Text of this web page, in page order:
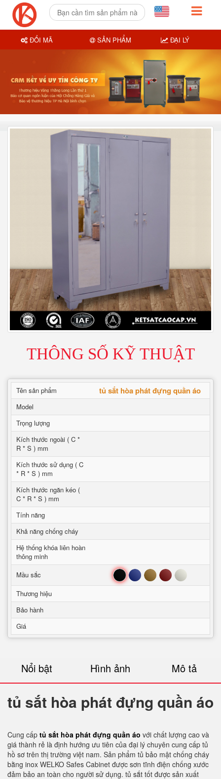
THÔNG SỐ KỸ THUẬT
Tên sản phẩm tủ sắt hòa phát đựng quần áo
Model
Trọng lượng
Kích thước ngoài ( C *
R * S ) mm
Kích thước sử dụng ( C
* R * S ) mm
Kích thước ngăn kéo (
C * R * S ) mm
Tính năng
Khả năng chống cháy
Hệ thống khóa liên hoàn
thông minh
Mầu sắc
Đen Xanh Nâu Đỏ Trắng
Thương hiệu
Bảo hành
Giá
Nổi bật Hình ảnh Mô tả
tủ sắt hòa phát đựng quần áo
Cung cấp tủ sắt hòa phát đựng quần áo với chất lượng cao và
giá thành rẻ là định hướng ưu tiên của đại lý chuyên cung cấp tủ
hồ sơ trên thị trường việt nam. Sản phẩm tủ bảo mật chống cháy
bằng inox WELKO Safes Cabinet được sơn tĩnh điện chống xước
đảm bảo an toàn cho người sử dụng. tủ sắt tốt được sản xuất
ĐỔI MÃ SẢN PHẨM ĐẠI LÝ